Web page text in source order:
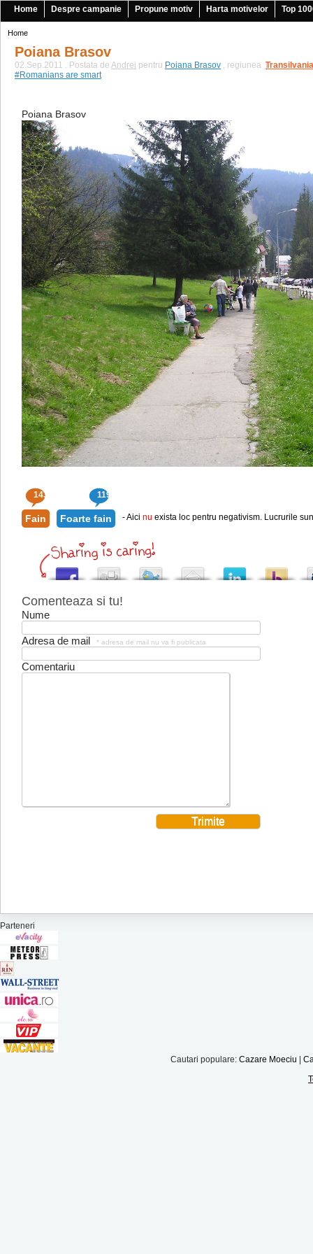
Home Despre campanie Propune motiv Harta motivelor Top
Home
Poiana Brasov
02.Sep.2011 . Postata de Andrei pentru Poiana Brasov , regiunea Transilvania
|
#Romanians are smart
Poiana Brasov
143 119
Fain Foarte fain - Aici nu exista loc pentru negativism. Lucrurile
Comenteaza si tu!
Nume
Adresa de mail * adresa de mail nu va fi publicata
Comentariu
Parteneri
Cautari populare: Cazare Moeciu